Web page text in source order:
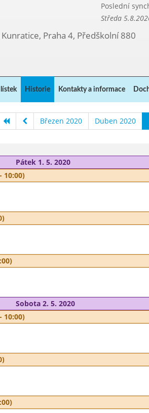
Poslední
Středa
Praha 4, Předškolní 880
Historie Kontakty a informace
Březen 2020 Duben 2020
Pátek 1. 5. 2020
10:00)
Sobota 2. 5. 2020
10:00)